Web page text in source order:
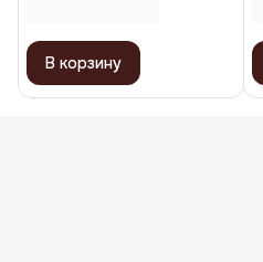
В корзину